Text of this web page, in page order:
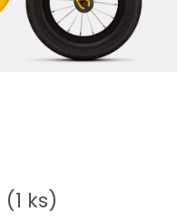
(1 ks)